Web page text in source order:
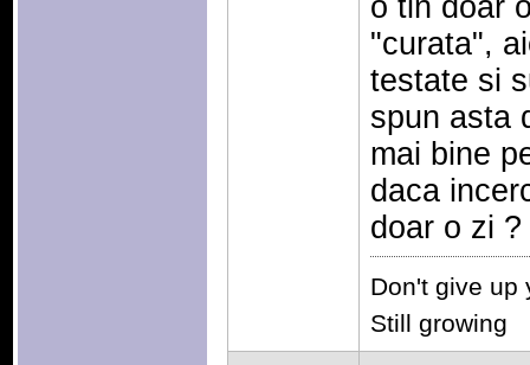
o tin doar
"curata",
testate si
spun asta
mai bine
daca
doar o zi ?
Don't give up
Still growing